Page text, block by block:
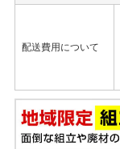
配送費用について